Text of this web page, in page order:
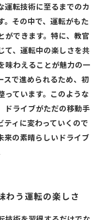
運転技術に至るまでのカ
。その中で、運転がもた
ができます。特に、教官
て、運転中の楽しさを共
味わえることが魅力の一
スで進められるため、初
っています。このような
ドライブがただの移動手
ティに変わっていくので
来の素晴らしいドライブ
わう運転の楽しさ